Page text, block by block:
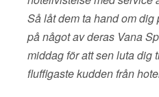
Så låt dem ta hand om
på något av deras Vana
middag för att sen luta dig
fluffigaste kudden från